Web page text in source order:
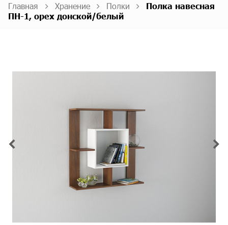
Главная Хранение Полки
Полка навесная
ПН-1, орех донской/белый